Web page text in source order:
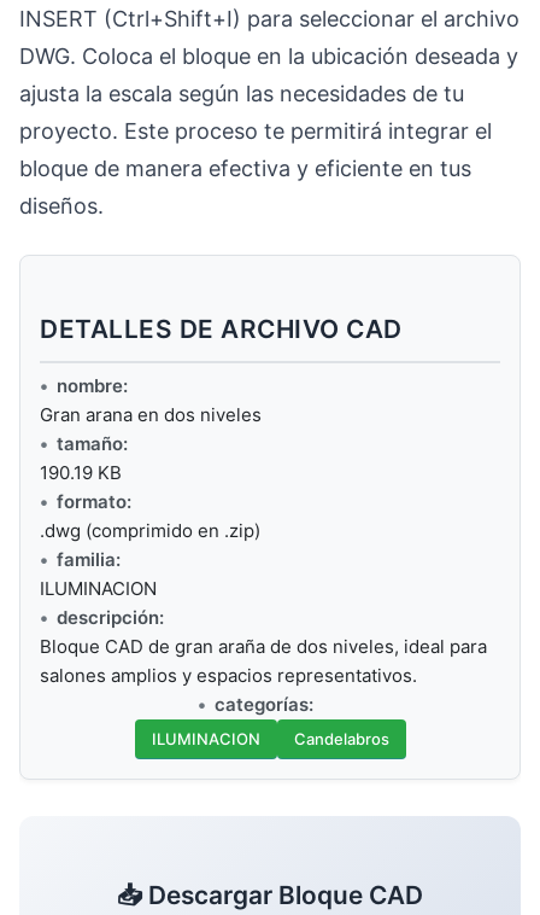
INSERT (Ctrl+Shift+I) para seleccionar el archivo
DWG. Coloca el bloque en la ubicación deseada y
ajusta la escala según las necesidades de tu
proyecto. Este proceso te permitirá integrar el
bloque de manera efectiva y eficiente en tus
diseños.
DETALLES DE ARCHIVO CAD
nombre:
Gran arana en dos niveles
tamaño:
190.19 KB
formato:
.dwg (comprimido en .zip)
familia:
ILUMINACION
descripción:
Bloque CAD de gran araña de dos niveles, ideal para
salones amplios y espacios representativos.
categorías:
ILUMINACION Candelabros
📥 Descargar Bloque CAD